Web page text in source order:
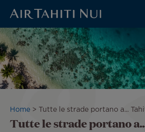
Vai
al
contenuto
principale
Briciole
di
Home Tutte le strade portano a...
Tutte le strade portano